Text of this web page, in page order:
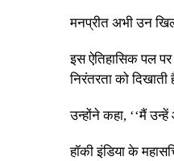
मनप्रीत अभी उन
इस ऐतिहासिक पल
निरंतरता को दिखाती
उन्होंने कहा, ‘‘मैं
हॉकी इंडिया के